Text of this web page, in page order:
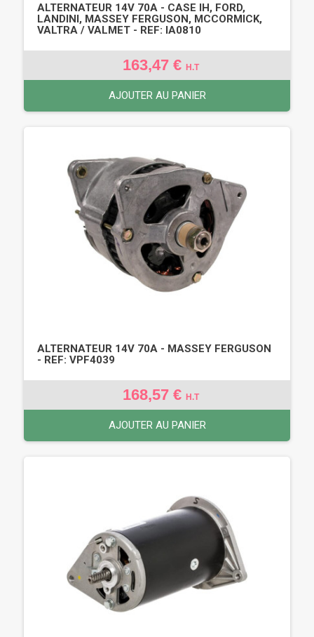
ALTERNATEUR 14V 70A - CASE IH, FORD,
LANDINI, MASSEY FERGUSON, MCCORMICK,
VALTRA / VALMET - REF: IA0810
163,47 € H.T
AJOUTER AU PANIER
ALTERNATEUR 14V 70A - MASSEY FERGUSON
- REF: VPF4039
168,57 € H.T
AJOUTER AU PANIER